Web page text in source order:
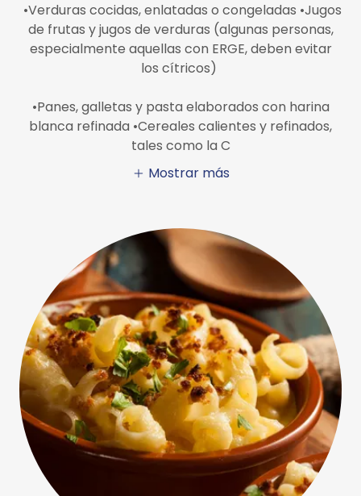
•Verduras cocidas, enlatadas o congeladas •Jugos
de frutas y jugos de verduras (algunas personas,
especialmente aquellas con ERGE, deben evitar
los cítricos)
•Panes, galletas y pasta elaborados con harina
blanca refinada •Cereales calientes y refinados,
tales como la C
Mostrar más